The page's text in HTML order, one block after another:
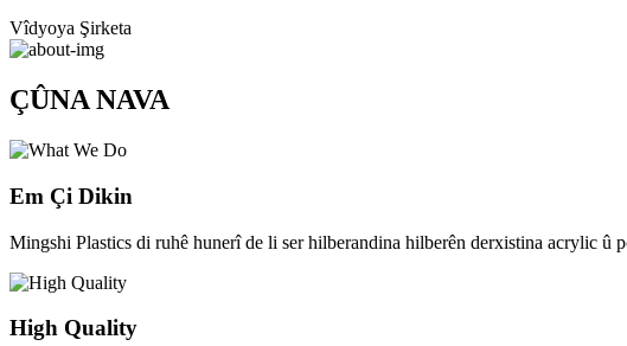
Vîdyoya Şirketa
ÇÛNA NAVA
Em Çi Dikin
Mingshi Plastics di ruhê hunerî de li ser hilberandina hilberên derxistina acrylic
High Quality